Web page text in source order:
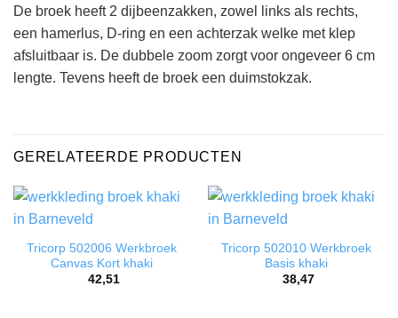
De broek heeft 2 dijbeenzakken, zowel links als rechts,
een hamerlus, D-ring en een achterzak welke met klep
afsluitbaar is. De dubbele zoom zorgt voor ongeveer 6 cm
lengte. Tevens heeft de broek een duimstokzak.
GERELATEERDE PRODUCTEN
Tricorp 502006 Werkbroek
Canvas Kort khaki
42,51
Tricorp 502010 Werkbroek
Basis khaki
38,47